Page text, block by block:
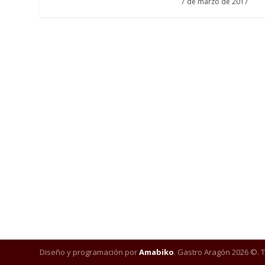
Diseño y programación porAmabiko. Gastro Aragón 2026 ©.